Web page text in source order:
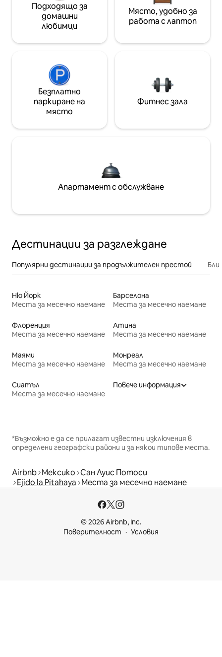
Подходящо за
домашни
любимци
Място, удобно за
работа с лаптоп
Безплатно
паркиране на
място
Фитнес зала
Апартамент с обслужване
Дестинации за разглеждане
Популярни дестинации за продължителен престой
Ню Йорк
Места за месечно наемане
Барселона
Места за месечно наемане
Флоренция
Места за месечно наемане
Атина
Места за месечно наемане
Маями
Места за месечно наемане
Монреал
Места за месечно наемане
Сиатъл
Места за месечно наемане
Повече информация
*Възможно е да се прилагат известни изключения в
определени географски райони и за някои типове места.
Airbnb Мексико Сан Луис Потоси
Ejido la Pitahaya Места за месечно наемане
© 2026 Airbnb, Inc.
Поверителност
Условия